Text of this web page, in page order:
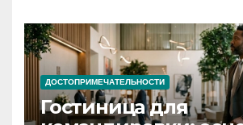
ДОСТОПРИМЕЧАТЕЛЬНОСТИ
Гостиница для